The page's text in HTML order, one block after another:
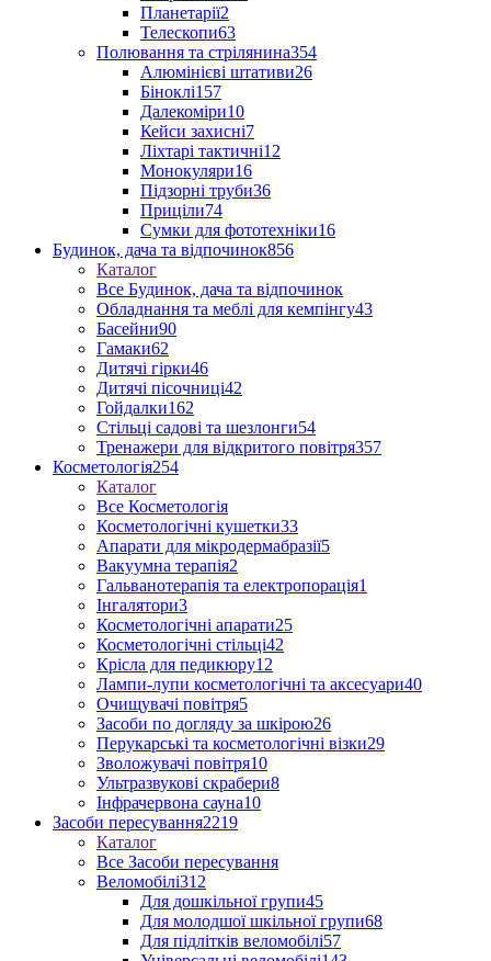
Планетарії2
Телескопи63
Полювання та стрілянина354
Алюмінієві штативи26
Біноклі157
Далекоміри10
Кейси захисні7
Ліхтарі тактичні12
Монокуляри16
Підзорні труби36
Приціли74
Сумки для фототехніки16
Будинок, дача та відпочинок856
Каталог
Все Будинок, дача та відпочинок
Обладнання та меблі для кемпінгу43
Басейни90
Гамаки62
Дитячі гірки46
Дитячі пісочниці42
Гойдалки162
Стільці садові та шезлонги54
Тренажери для відкритого повітря357
Косметологія254
Каталог
Все Косметологія
Косметологічні кушетки33
Апарати для мікродермабразії5
Вакуумна терапія2
Гальванотерапія та електропорація1
Інгалятори3
Косметологічні апарати25
Косметологічні стільці42
Крісла для педикюру12
Лампи-лупи косметологічні та аксесуари40
Очищувачі повітря5
Засоби по догляду за шкірою26
Перукарські та косметологічні візки29
Зволожувачі повітря10
Ультразвукові скрабери8
Інфрачервона сауна10
Засоби пересування2219
Каталог
Все Засоби пересування
Веломобілі312
Для дошкільної групи45
Для молодшої шкільної групи68
Для підлітків веломобілі57